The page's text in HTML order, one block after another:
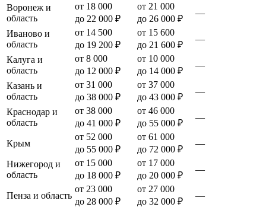
Воронеж и
область
от 18 000
до 22 000 ₽
от 21 000
до 26 000 ₽
—
Иваново и
область
от 14 500
до 19 200 ₽
от 15 600
до 21 600 ₽
—
Калуга и
область
от 8 000
до 12 000 ₽
от 10 000
до 14 000 ₽
—
Казань и
область
от 31 000
до 38 000 ₽
от 37 000
до 43 000 ₽
—
Краснодар и
область
от 38 000
до 41 000 ₽
от 46 000
до 55 000 ₽
—
Крым
от 52 000
до 55 000 ₽
от 61 000
до 72 000 ₽
—
Нижегород и
область
от 15 000
до 18 000 ₽
от 17 000
до 20 000 ₽
—
Пенза и область
от 23 000
до 28 000 ₽
от 27 000
до 32 000 ₽
—